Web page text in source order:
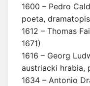
1600 – Pedro
poeta,
1612 – Thomas
1671)
1616 – Georg
austriacki hrabia,
1634 – Antonio